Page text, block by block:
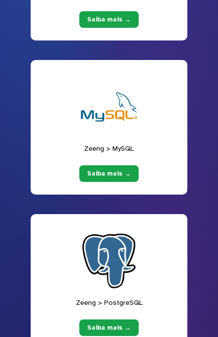
Saiba mais →
Zeeng > MySQL
Saiba mais →
Zeeng > PostgreSQL
Saiba mais →